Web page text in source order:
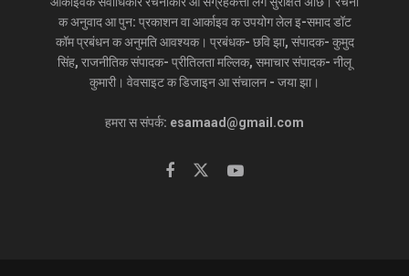
क अनुवाद आ पुन: प्रकाशन वा आर्काइव क उपयोग लेल इ-समाद डॉट
कॉम प्रबंधन क अनुमति आवश्यक। प्रबंधक- छवि झा, संपादक- कुमुद
सिंह, राजनीतिक संपादक- प्रीतिलता मल्लिक, समाचार संपादक- नीलू
कुमारी। वेवसाइट क डिजाइन आ संचालन - जया झा।
हमरा स संपर्क: esamaad@gmail.com